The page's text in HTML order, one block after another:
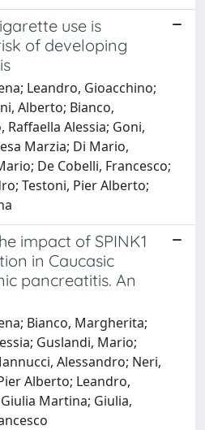
use is
of developing
Leandro, Gioacchino;
Alberto; Bianco,
Alessia; Goni,
Marzia; Di Mario,
De Cobelli, Francesco;
Testoni, Pier Alberto;
impact of SPINK1
in Caucasic
pancreatitis. An
Bianco, Margherita;
Guslandi, Mario;
Alessandro; Neri,
Alberto; Leandro,
Martina; Giulia,